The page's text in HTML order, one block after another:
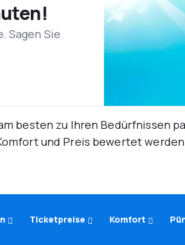
Sagen Sie
besten zu Ihren Bedürfnissen
und Preis bewertet
Ticketpreise Komfort